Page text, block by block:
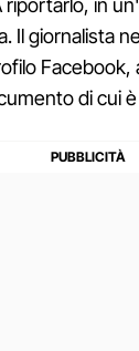
riportarlo, in
Il giornalista
Facebook,
di cui